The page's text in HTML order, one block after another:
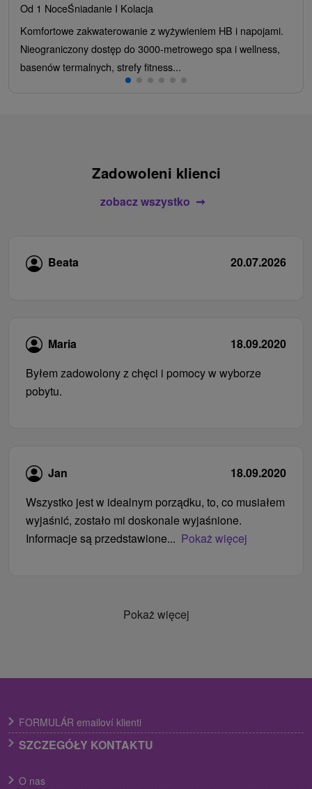
Od 1 NoceŚniadanie I Kolacja
Komfortowe zakwaterowanie z wyżywieniem HB i napojami.
Nieograniczony dostęp do 3000-metrowego spa i wellness,
basenów termalnych, strefy fitness...
Zadowoleni klienci
zobacz wszystko
Beata 20.07.2026
Maria
18.09.2020
Byłem zadowolony z chęci i pomocy w wyborze
pobytu.
Jan
18.09.2020
Wszystko jest w idealnym porządku, to, co musiałem
wyjaśnić, zostało mi doskonale wyjaśnione.
Informacje są przedstawione... Pokaż więcej
Pokaż więcej
FORMULÁR emailoví klienti
SZCZEGÓŁY KONTAKTU
O nas